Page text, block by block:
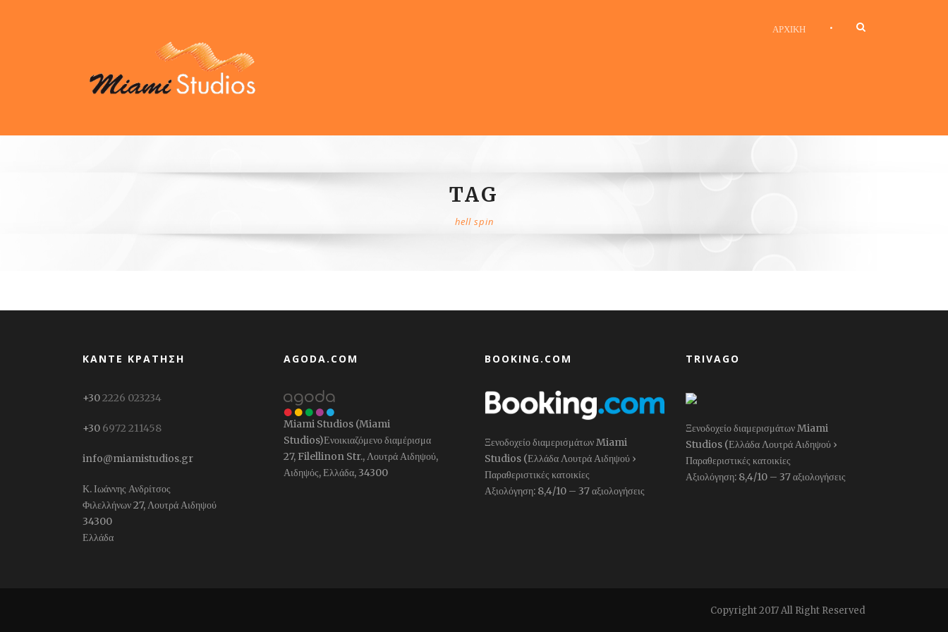
ΑΡΧΙΚΉ •
TAG
hell spin
ΚΆΝΤΕ ΚΡΆΤΗΣΗ
+302226 023234
+30 6972 211458
info@miamistudios.gr
Κ. Ιωάννης Ανδρίτσος
Φιλελλήνων 27, Λουτρά Αιδηψού
34300
Ελλάδα
ΑGODA.COM
Miami Studios (Miami
Studios)Ενοικιαζόμενο διαμέρισμα
27, Filellinon Str., Λουτρά Αιδηψού,
Αιδηψός, Ελλάδα, 34300
BOOKING.COM
Ξενοδοχείο διαμερισμάτων Miami
Studios (Ελλάδα Λουτρά Αιδηψού ›
Παραθεριστικές κατοικίες
Αξιολόγηση: 8,4/10 – ‎37 αξιολογήσεις
TRIVAGO
Ξενοδοχείο διαμερισμάτων Miami
Studios (Ελλάδα Λουτρά Αιδηψού ›
Παραθεριστικές κατοικίες
Αξιολόγηση: 8,4/10 – ‎37 αξιολογήσεις
Copyright 2017 All Right Reserved